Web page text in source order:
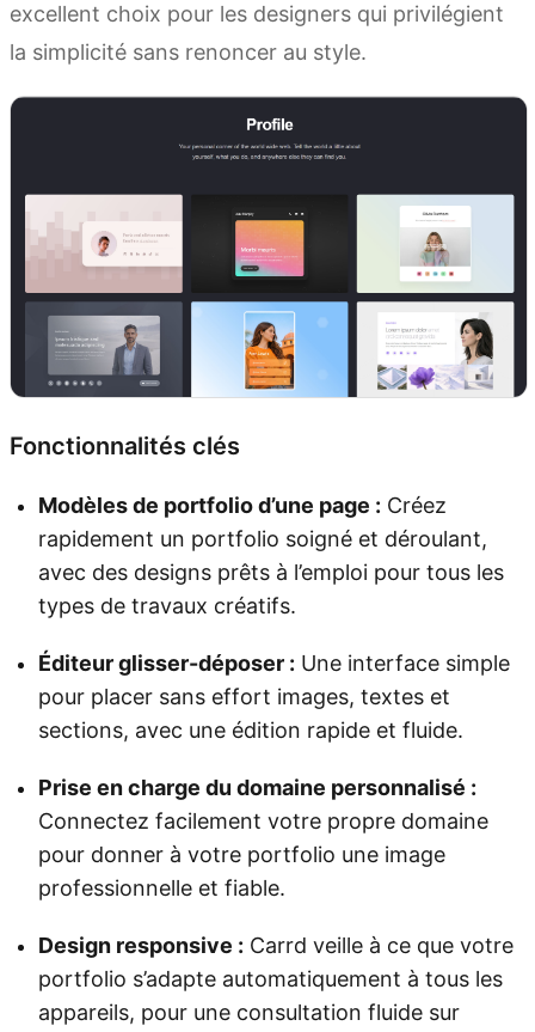
excellent choix pour les designers qui privilégient
la simplicité sans renoncer au style.
Fonctionnalités clés
Modèles de portfolio d’une page : Créez
rapidement un portfolio soigné et déroulant,
avec des designs prêts à l’emploi pour tous les
types de travaux créatifs.
Éditeur glisser-déposer : Une interface simple
pour placer sans effort images, textes et
sections, avec une édition rapide et fluide.
Prise en charge du domaine personnalisé :
Connectez facilement votre propre domaine
pour donner à votre portfolio une image
professionnelle et fiable.
Design responsive : Carrd veille à ce que votre
portfolio s’adapte automatiquement à tous les
appareils, pour une consultation fluide sur